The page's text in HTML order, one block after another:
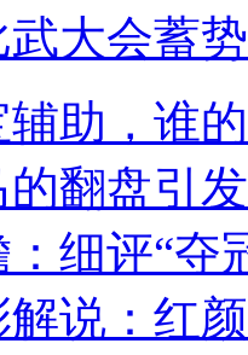
武大会蓄
辅助，谁
的翻盘引
：细评“夺
解说：红